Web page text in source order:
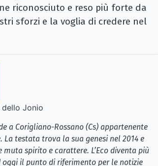
riconosciuto e reso più forte da
sforzi e la voglia di credere nel
dello Jonio
a Corigliano-Rossano (Cs) appartenente
testata trova la sua genesi nel 2014 e
spirito e carattere. L’Eco diventa più
il punto di riferimento per le notizie